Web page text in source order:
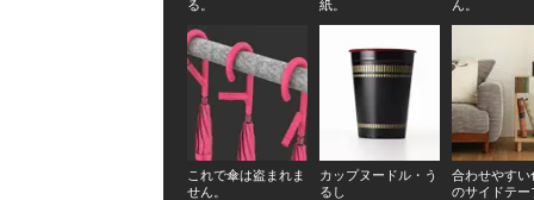
る。
紙。
ん。
これで傘は盗まれま
せん。
カップヌードル・う
るし
合わせやすい
のサイドテー